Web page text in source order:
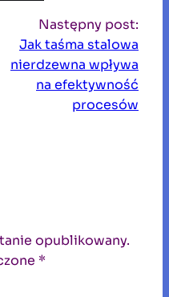
Następny post:
Jak taśma stalowa
nierdzewna wpływa
na efektywność
procesów
opublikowany.
*